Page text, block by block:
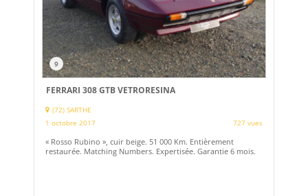
9
FERRARI 308 GTB VETRORESINA
(72) SARTHE
1 octobre 2017
727 vues
« Rosso Rubino », cuir beige. 51 000 Km. Entièrement
restaurée. Matching Numbers. Expertisée. Garantie 6 mois.